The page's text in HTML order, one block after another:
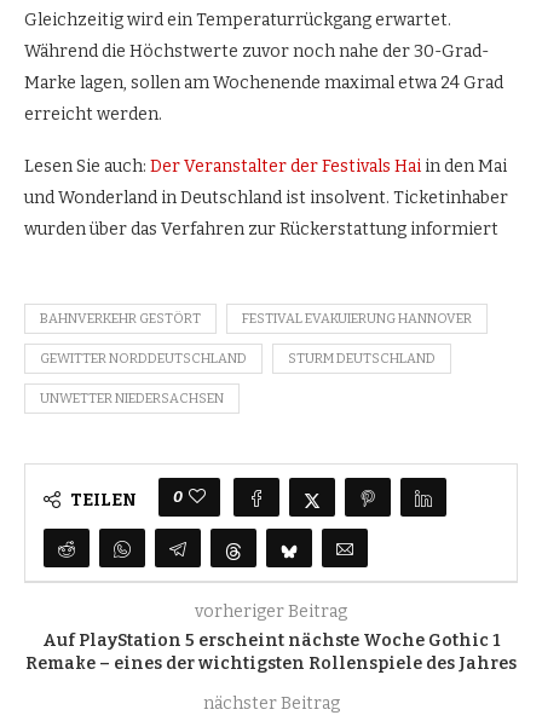
Gleichzeitig wird ein Temperaturrückgang erwartet.
Während die Höchstwerte zuvor noch nahe der 30-Grad-
Marke lagen, sollen am Wochenende maximal etwa 24 Grad
erreicht werden.
Lesen Sie auch: Der Veranstalter der Festivals Hai in den Mai
und Wonderland in Deutschland ist insolvent. Ticketinhaber
wurden über das Verfahren zur Rückerstattung informiert
BAHNVERKEHR GESTÖRT FESTIVAL EVAKUIERUNG HANNOVER
GEWITTER NORDDEUTSCHLAND STURM DEUTSCHLAND
UNWETTER NIEDERSACHSEN
TEILEN 0
vorheriger Beitrag
Auf PlayStation 5 erscheint nächste Woche Gothic 1
Remake – eines der wichtigsten Rollenspiele des Jahres
nächster Beitrag